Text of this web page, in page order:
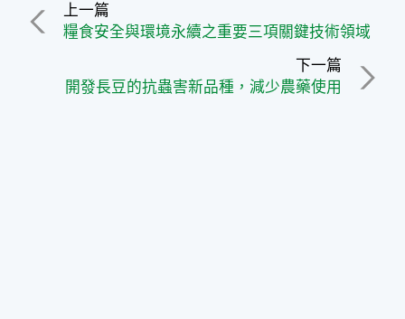
上一篇
糧食安全與環境永續之重要三項關鍵技術領域
下一篇
開發長豆的抗蟲害新品種，減少農藥使用